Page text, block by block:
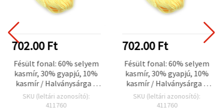
702.00 Ft
Fésült fonal: 60% selyem
kasmír, 30% gyapjú, 10%
kasmír / Halványsárga –
50 g
SKU (leltári azonosító):
411760
702.00 Ft
Fésült fonal: 60% selyem
kasmír, 30% gyapjú, 10%
kasmír / Halványsárga –
50 g
SKU (leltári azonosító):
411760